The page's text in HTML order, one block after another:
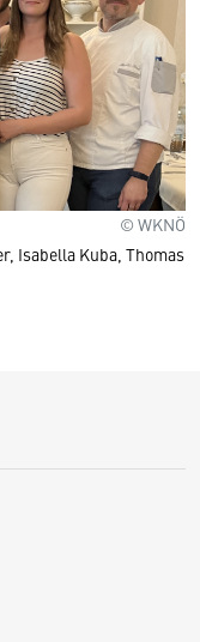
© WKNÖ
Isabella Kuba, Thomas